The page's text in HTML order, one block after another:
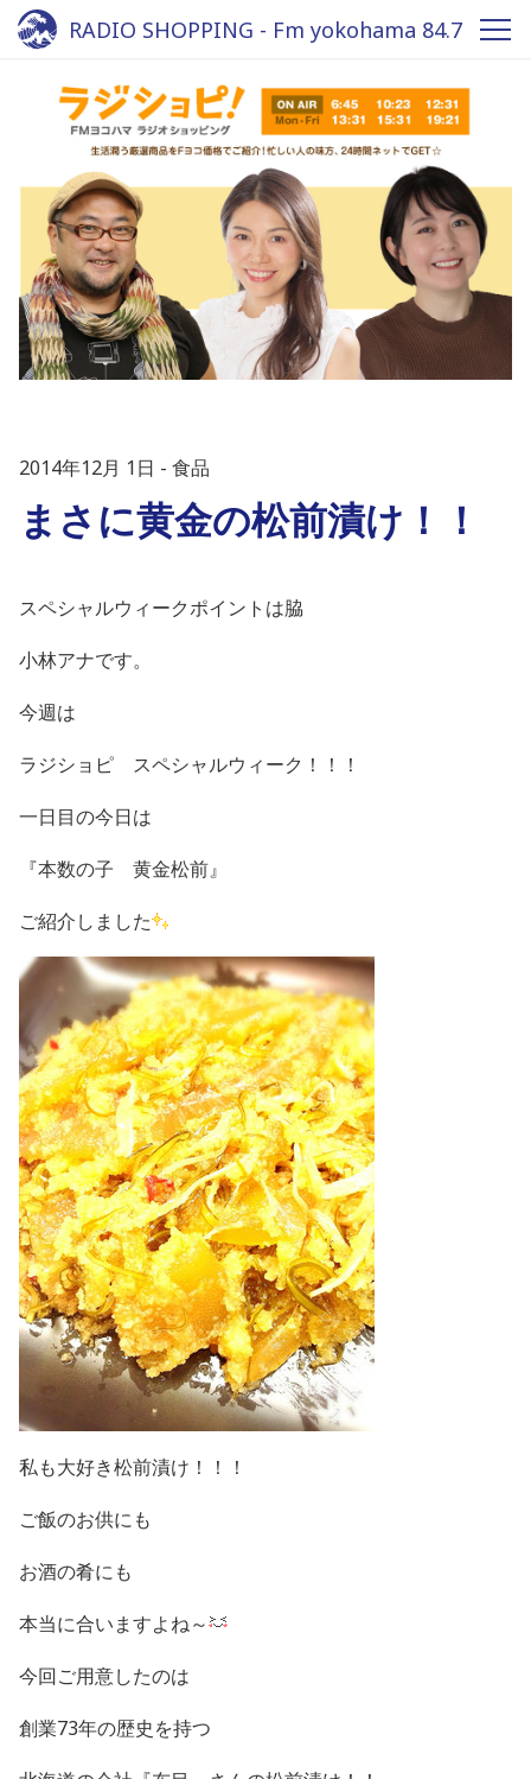
RADIO SHOPPING - Fm yokohama 84.7
2014年12月 1日 食品
まさに黄金の松前漬け！！
スペシャルウィークポイントは脇
小林アナです。
今週は
ラジショピ スペシャルウィーク！！！
一日目の今日は
『本数の子 黄金松前』
ご紹介しました
私も大好き松前漬け！！！
ご飯のお供にも
お酒の肴にも
本当に合いますよね～
今回ご用意したのは
創業73年の歴史を持つ